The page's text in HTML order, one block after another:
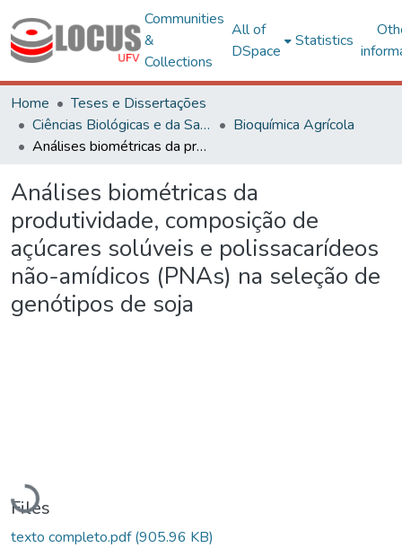
Communities
&
Collections
All of
DSpace
Statistics
Home
Teses e Dissertações
Ciências Biológicas e da Saúde
Bioquímica Agrícola
Análises biométricas da produtividade, composição de açúcares solúveis e polissacarídeos não-amídicos (PNAs) na seleção de genótipos de soja
Análises biométricas da
produtividade, composição de
açúcares solúveis e polissacarídeos
não-amídicos (PNAs) na seleção de
genótipos de soja
Loading...
Files
texto completo.pdf(905.96 KB)